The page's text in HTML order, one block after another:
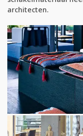
architecten.